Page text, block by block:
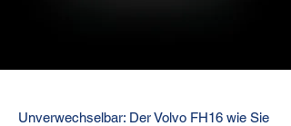
Fahrerhaus Außendesign
Unverwechselbar: Der Volvo FH16 wie Sie